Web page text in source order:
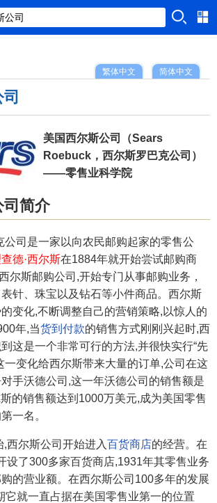
简体中文
繁体中文
美国西尔斯公司（Sears
Roebuck，西尔斯罗巴克公司）
——零售业科学院
司简介
司是一家以向农民邮购起家的零售公
德·西尔斯在1884年就开始尝试邮购商
尔斯邮购公司,开始专门从事邮购业务，
针、珠宝以及钻石等小件商品。西尔斯
变化,不断调整自己的营销策略,以惊人的
年,当货到付款的销售方式刚刚兴起时,西
这是一个非常可行的方法,并很快实行“先
一变化给西尔斯带来大量的订单,公司在这
手沃德公司,这一年沃德公司的销售额是
的销售额达到1000万美元,成为美国零售
一名。
尔斯公司开始进入百货商店的经营。在
设了300多家百货商店,1931年其零售业务
的营业额。在西尔斯公司100多年的发展
它就一直占据在美国零售业第一的位置